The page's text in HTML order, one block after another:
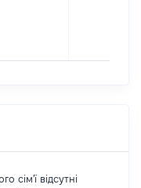
сім'ї відсутні